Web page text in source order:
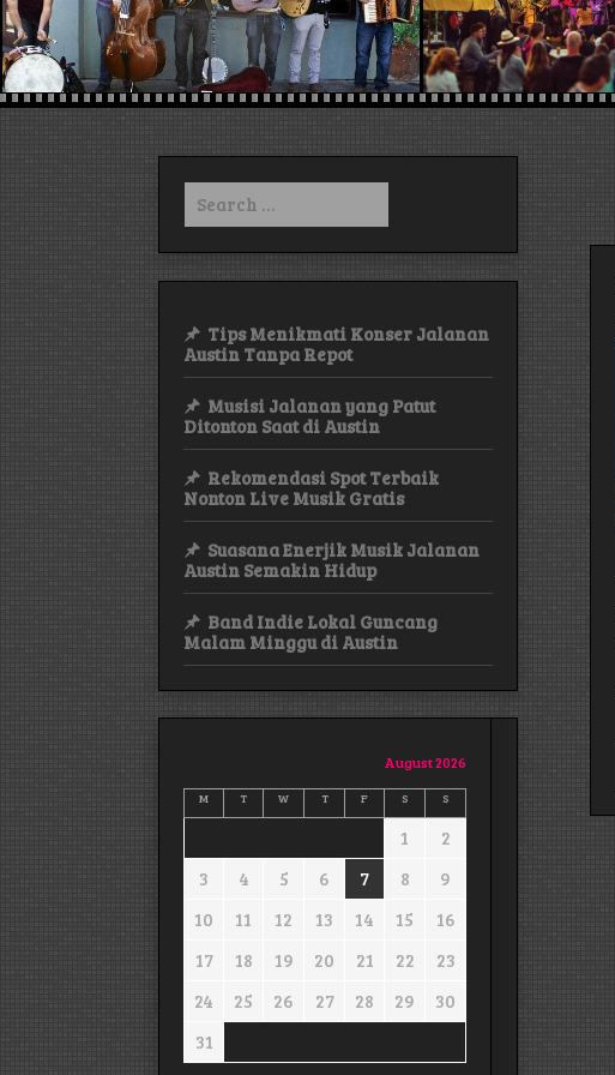
Search
for:
Tips Menikmati Konser Jalanan
Austin Tanpa Repot
Musisi Jalanan yang Patut
Ditonton Saat di Austin
Rekomendasi Spot Terbaik
Nonton Live Musik Gratis
Suasana Enerjik Musik Jalanan
Austin Semakin Hidup
Band Indie Lokal Guncang
Malam Minggu di Austin
August 2026
M T W T F S S
1
2
3
4 5 6 7 8
9
10
11 12 13 14 15
16
17
18 19 20 21 22
23
24
25 26 27 28 29
30
31